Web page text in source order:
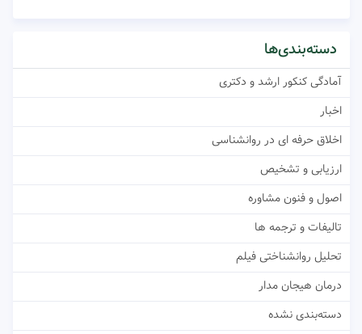
دسته‌بندی‌ها
آمادگی کنکور ارشد و دکتری
اخبار
اخلاق حرفه ای در روانشناسی
ارزیابی و تشخیص
اصول و فنون مشاوره
تالیفات و ترجمه ها
تحلیل روانشناختی فیلم
درمان هیجان مدار
دسته‌بندی نشده